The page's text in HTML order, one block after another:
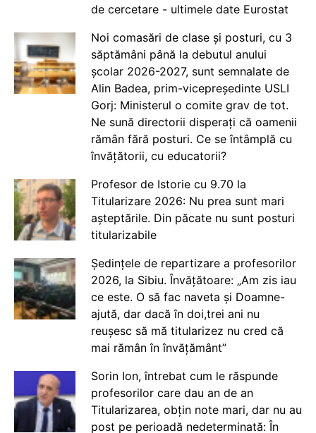
de cercetare - ultimele date Eurostat
Noi comasări de clase și posturi, cu 3
săptămâni până la debutul anului
școlar 2026-2027, sunt semnalate de
Alin Badea, prim-vicepreședinte USLI
Gorj: Ministerul o comite grav de tot.
Ne sună directorii disperați că oamenii
rămân fără posturi. Ce se întâmplă cu
învățătorii, cu educatorii?
Profesor de Istorie cu 9.70 la
Titularizare 2026: Nu prea sunt mari
așteptările. Din păcate nu sunt posturi
titularizabile
Ședințele de repartizare a profesorilor
2026, la Sibiu. Învățătoare: „Am zis iau
ce este. O să fac naveta și Doamne-
ajută, dar dacă în doi,trei ani nu
reușesc să mă titularizez nu cred că
mai rămân în învățământ”
Sorin Ion, întrebat cum le răspunde
profesorilor care dau an de an
Titularizarea, obțin note mari, dar nu au
post pe perioadă nedeterminată: În